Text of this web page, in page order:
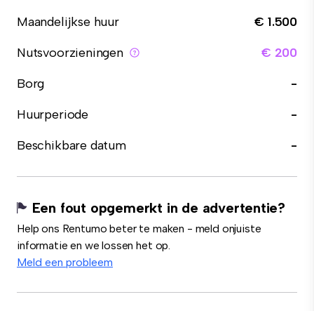
Maandelijkse huur
€ 1.500
Nutsvoorzieningen
€ 200
Borg
-
Huurperiode
-
Beschikbare datum
-
Een fout opgemerkt in de advertentie?
Help ons Rentumo beter te maken - meld onjuiste
informatie en we lossen het op.
Meld een probleem